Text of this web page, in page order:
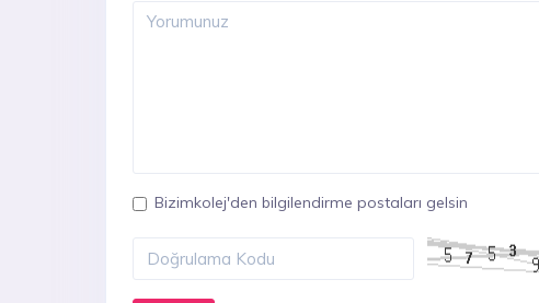
Bizimkolej'den bilgilendirme postaları gelsin